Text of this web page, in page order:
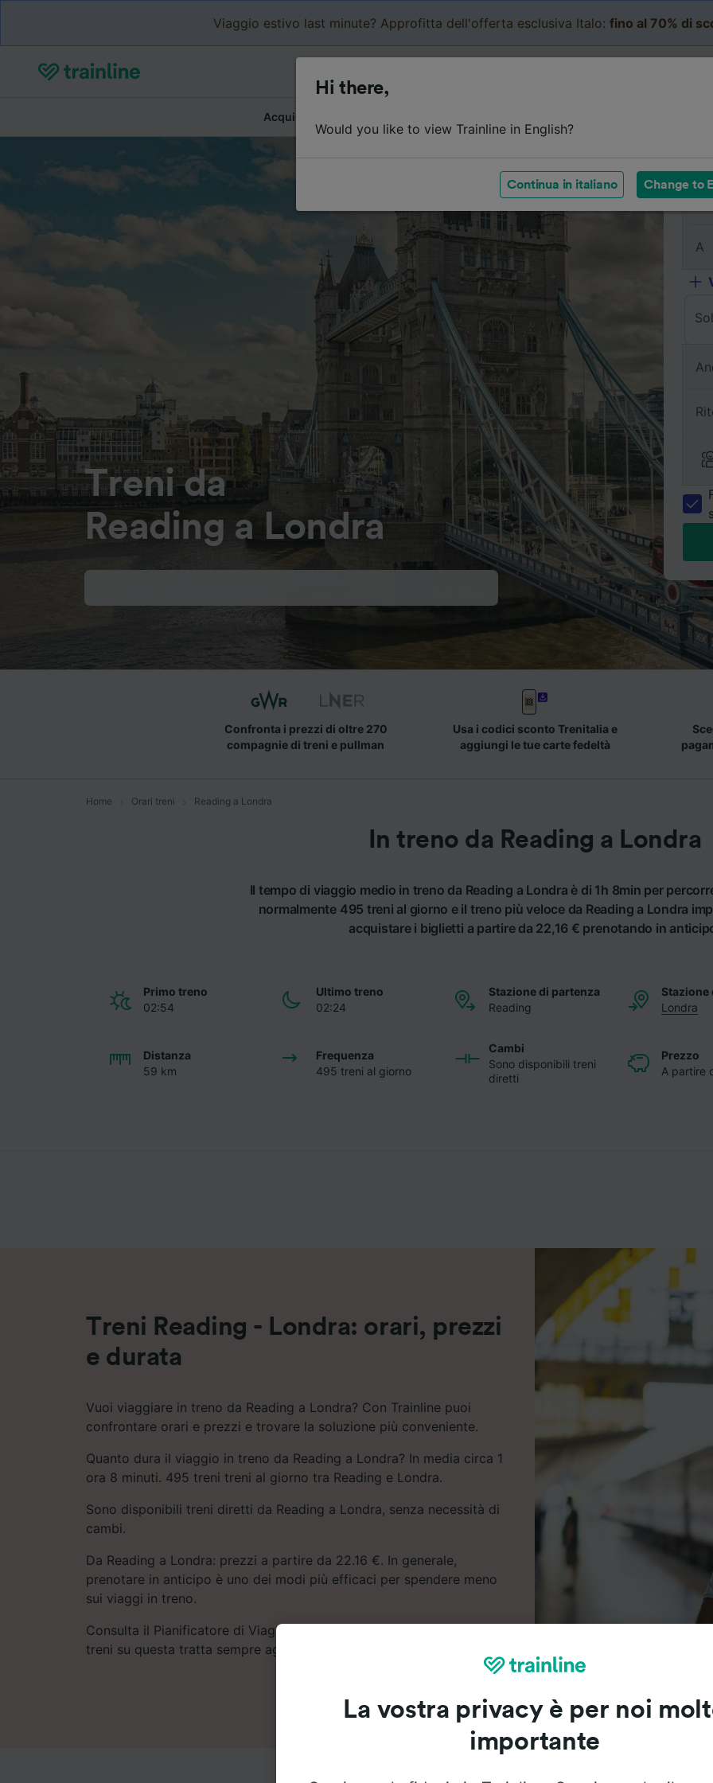
Viaggio estivo last minute? Approfitta dell'offerta esclusiva Italo: fino al 70% di
Acquista biglietti
Treni da
Reading a Londra
Da
A
Confronta i prezzi di oltre 270
compagnie di treni e pullman
Usa i codici sconto Trenitalia e
aggiungi le tue carte fedeltà
Home Orari treni Reading a Londra
In treno da Reading a Londra
Il tempo di viaggio medio in treno da Reading a Londra è di 1h 8min per
normalmente 495 treni al giorno e il treno più veloce da Reading a Londra
acquistare i biglietti a partire da 22,16 € prenotando in
Primo treno
02:54
Ultimo treno
02:24
Stazione di partenza
Reading
Stazione
Londra
Distanza
59 km
Frequenza
495 treni al giorno
Cambi
Sono disponibili treni
diretti
Prezzo
A partire
Treni Reading - Londra: orari, prezzi
e durata
Vuoi viaggiare in treno da Reading a Londra? Con Trainline puoi
confrontare orari e prezzi e trovare la soluzione più conveniente.
Quanto dura il viaggio in treno da Reading a Londra? In media circa 1
ora 8 minuti. 495 treni treni al giorno tra Reading e Londra.
Sono disponibili treni diretti da Reading a Londra, senza necessità di
cambi.
Da Reading a Londra: prezzi a partire da 22.16 €. In generale,
prenotare in anticipo è uno dei modi più efficaci per spendere meno
sui viaggi in treno.
Consulta il Pianificatore di Viaggio per trovare gli orari e i prezzi dei
treni su questa tratta sempre aggiornati.
Hi there,
Would you like to view Trainline in English?
Continua in italiano Change to
La vostra privacy è per noi
importante